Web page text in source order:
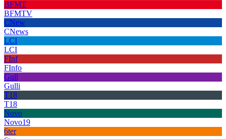
BFMT
BFMTV
CNew
CNews
LCI
LCI
FInf
FInfo
Gull
Gulli
T18
T18
Novo
Novo19
6ter